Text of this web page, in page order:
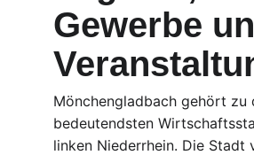
Gewerbe
Mönchengladbach gehört zu
bedeutendsten
linken Niederrhein. Die Stadt